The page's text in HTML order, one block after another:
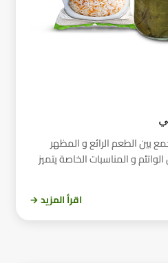
بين الطعم الرائع و المظهر
و المناسبات الخاصة يتميز
اقرأ المزيد →